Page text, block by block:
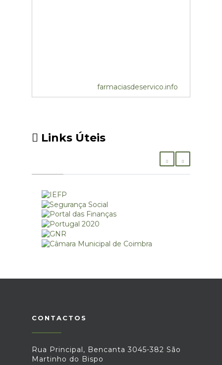
farmaciasdeservico.info
Links Úteis
CONTACTOS
Rua Principal, Bencanta 3045-382 São
Martinho do Bispo